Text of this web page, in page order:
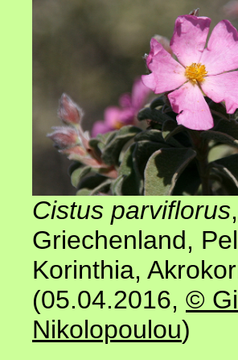
Cistus parviflorus,
Griechenland,
Korinthia,
(05.04.2016, ©
Nikolopoulou)